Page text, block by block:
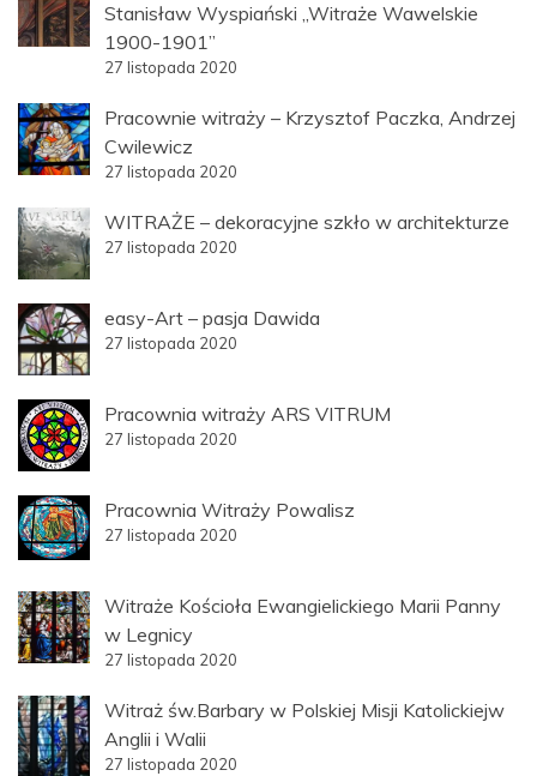
Stanisław Wyspiański „Witraże Wawelskie
1900-1901”
27 listopada 2020
Pracownie witraży – Krzysztof Paczka, Andrzej
Cwilewicz
27 listopada 2020
WITRAŻE – dekoracyjne szkło w architekturze
27 listopada 2020
easy-Art – pasja Dawida
27 listopada 2020
Pracownia witraży ARS VITRUM
27 listopada 2020
Pracownia Witraży Powalisz
27 listopada 2020
Witraże Kościoła Ewangielickiego Marii Panny
w Legnicy
27 listopada 2020
Witraż św.Barbary w Polskiej Misji Katolickiejw
Anglii i Walii
27 listopada 2020